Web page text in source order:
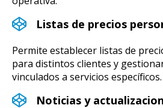
Listas de precios
Permite establecer listas de
para distintos clientes y
vinculados a servicios específicos.
Noticias y